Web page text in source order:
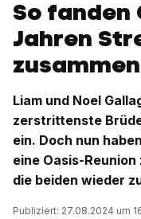
So fanden
Jahren
zusammen
Liam und Noel
zerstrittenste
ein. Doch nun
eine Oasis-
die beiden wieder
Publiziert: 27.08.2024 um